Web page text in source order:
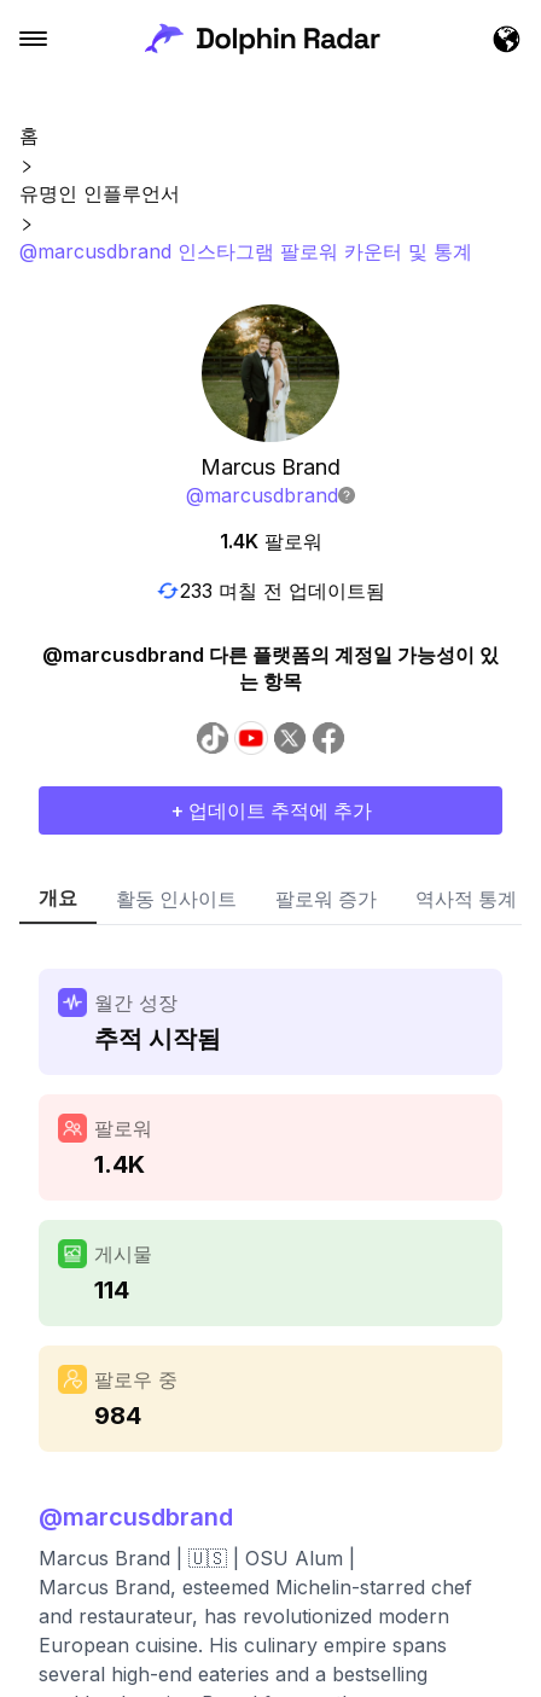
홈
유명인 인플루언서
@marcusdbrand 인스타그램 팔로워 카운터 및 통계
Marcus Brand
@marcusdbrand
1.4K 팔로워
233 며칠 전 업데이트됨
@marcusdbrand 다른 플랫폼의 계정일 가능성이 있
는 항목
+ 업데이트 추적에 추가
개요 활동 인사이트 팔로워 증가 역사적 통계
월간 성장
추적 시작됨
팔로워
1.4K
게시물
114
팔로우 중
984
@marcusdbrand
Marcus Brand | 🇺🇸 | OSU Alum |
Marcus Brand, esteemed Michelin-starred chef
and restaurateur, has revolutionized modern
European cuisine. His culinary empire spans
several high-end eateries and a bestselling